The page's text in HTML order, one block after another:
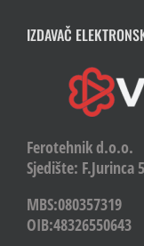
IZDAVAČ
Ferotehnik d.o.o.
Sjedište: F.Jurinca
MBS:080357319
OIB:48326550643